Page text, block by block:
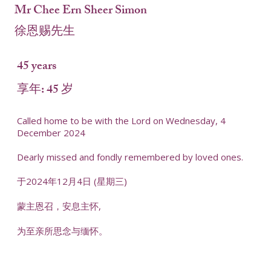
Mr Chee Ern Sheer Simon
徐恩赐先生
45 years
享年: 45 岁
Called home to be with the Lord on Wednesday, 4
December 2024
Dearly missed and fondly remembered by loved ones.
于2024年12月4日 (星期三)
蒙主恩召，安息主怀,
为至亲所思念与缅怀。